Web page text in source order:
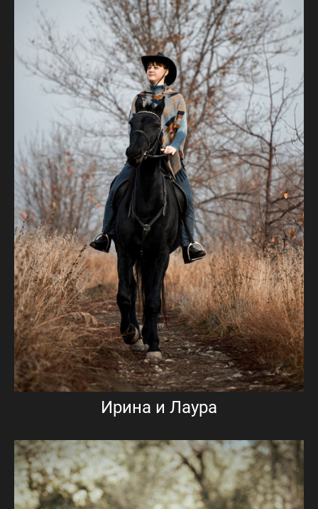
Ирина и Лаура